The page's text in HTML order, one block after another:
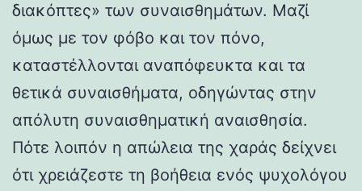
διακόπτες» των συναισθημάτων. Μαζί
όμως με τον φόβο και τον πόνο,
καταστέλλονται αναπόφευκτα και τα
θετικά συναισθήματα, οδηγώντας στην
απόλυτη συναισθηματική αναισθησία.
Πότε λοιπόν η απώλεια της χαράς δείχνει
ότι χρειάζεστε τη βοήθεια ενός ψυχολόγου